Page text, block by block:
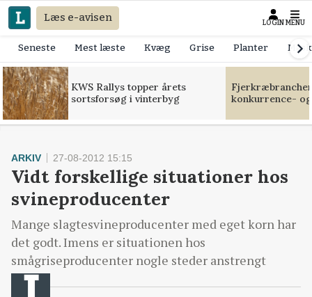
Læs e-avisen LOGIN MENU
Seneste Mest læste Kvæg Grise Planter
KWS Rallys topper årets
sortsforsøg i vinterbyg
konkurrence-
ARKIV 27-08-2012 15:15
Vidt forskellige situationer hos
svineproducenter
Mange slagtesvineproducenter med eget korn har
det godt. Imens er situationen hos
smågriseproducenter nogle steder anstrengt